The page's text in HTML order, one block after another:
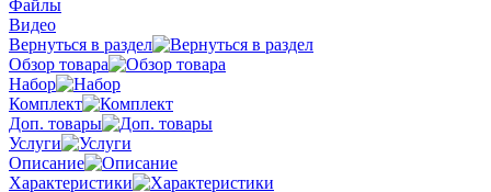
Файлы
Видео
Вернуться в раздел
Обзор товара
Набор
Комплект
Доп. товары
Услуги
Описание
Характеристики